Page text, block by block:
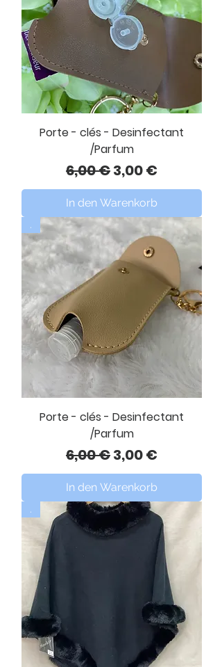
Porte - clés - Desinfectant
/Parfum
Standardpreis
6,00 €Sale-Preis
3,00 €
In den Warenkorb
.
Porte - clés - Desinfectant
/Parfum
Standardpreis
6,00 €Sale-Preis
3,00 €
In den Warenkorb
.